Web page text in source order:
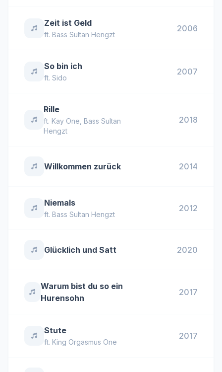
Zeit ist Geld
ft. Bass Sultan Hengzt
2006
So bin ich
ft. Sido
2007
Rille
ft.Kay One ,Bass Sultan
Hengzt
2018
Willkommen zurück 2014
Niemals
ft. Bass Sultan Hengzt
2012
Glücklich und Satt 2020
Warum bist du so ein
Hurensohn
2017
Stute
ft. King Orgasmus One
2017